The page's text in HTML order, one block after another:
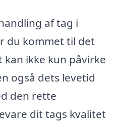
af tag i
du kommet til det
ikke kun påvirke
også dets levetid
den rette
dit tags kvalitet